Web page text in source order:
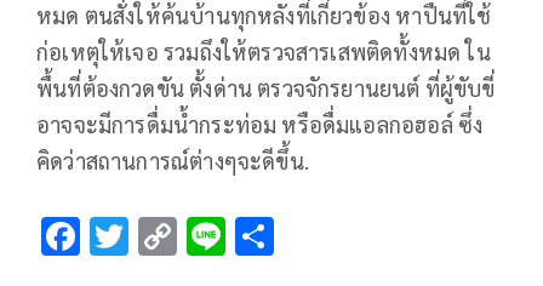
หมด ตนสั่งให้ค้นบ้านทุกหลังที่เกี่ยวข้อง หาปืนที่ใช้
ก่อเหตุให้เจอ รวมถึงให้ตรวจสารเสพติดทั้งหมด ใน
พื้นที่ต้องกวดขัน ตั้งด่าน ตรวจจักรยานยนต์ ที่ผู้ขับขี่
อาจจะมีการดื่มน้ำกระท่อม หรือดื่มแอลกอฮอล์ ซึ่ง
คิดว่าสถานการณ์ต่างๆจะดีขึ้น.
F T C Li